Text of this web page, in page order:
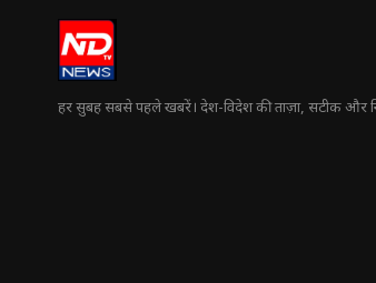
हर सुबह सबसे पहले खबरें। देश-विदेश की ताज़ा, सटीक और